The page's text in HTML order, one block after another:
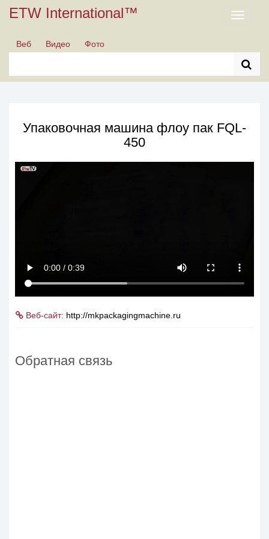
ETW International™
Toggle
Веб
Видео Фото
Упаковочная машина флоу пак FQL-
450
Веб-сайт: http://mkpackagingmachine.ru
Обратная связь